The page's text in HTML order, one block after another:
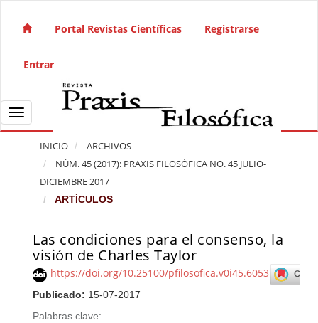
Navegación principal
Barra lateral
Portal Revistas Científicas Registrarse
Entrar
Toggle navigation
INICIO
ARCHIVOS
NÚM. 45 (2017): PRAXIS FILOSÓFICA NO. 45 JULIO-
DICIEMBRE 2017
ARTÍCULOS
Las condiciones para el consenso, la
visión de Charles Taylor
https://doi.org/10.25100/pfilosofica.v0i45.6053
Publicado: 15-07-2017
Palabras clave:
Barra lateral del artículo